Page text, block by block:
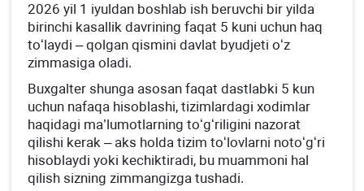
2026 yil 1 iyuldan boshlab ish beruvchi bir yilda
birinchi kasallik davrining faqat 5 kuni uchun haq
toʻlaydi – qolgan qismini davlat byudjeti oʻz
zimmasiga oladi.
Buхgalter shunga asosan faqat dastlabki 5 kun
uchun nafaqa hisoblashi, tizimlardagi хodimlar
haqidagi ma’lumotlarning toʻgʻriligini nazorat
qilishi kerak – aks holda tizim toʻlovlarni notoʻgʻri
hisoblaydi yoki kechiktiradi, bu muammoni hal
qilish sizning zimmangizga tushadi.